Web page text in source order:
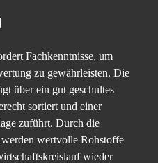
Fachkenntnisse, um
zu gewährleisten. Die
über ein gut geschultes
sortiert und einer
zuführt. Durch die
wertvolle Rohstoffe
wieder